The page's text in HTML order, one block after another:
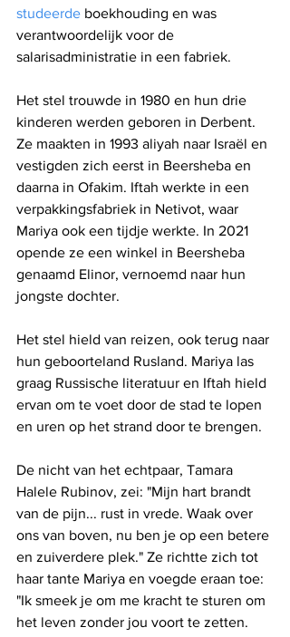
studeerde boekhouding en was
verantwoordelijk voor de
salarisadministratie in een fabriek.
Het stel trouwde in 1980 en hun drie
kinderen werden geboren in Derbent.
Ze maakten in 1993 aliyah naar Israël en
vestigden zich eerst in Beersheba en
daarna in Ofakim. Iftah werkte in een
verpakkingsfabriek in Netivot, waar
Mariya ook een tijdje werkte. In 2021
opende ze een winkel in Beersheba
genaamd Elinor, vernoemd naar hun
jongste dochter.
Het stel hield van reizen, ook terug naar
hun geboorteland Rusland. Mariya las
graag Russische literatuur en Iftah hield
ervan om te voet door de stad te lopen
en uren op het strand door te brengen.
De nicht van het echtpaar, Tamara
Halele Rubinov, zei: "Mijn hart brandt
van de pijn... rust in vrede. Waak over
ons van boven, nu ben je op een betere
en zuiverdere plek." Ze richtte zich tot
haar tante Mariya en voegde eraan toe:
"Ik smeek je om me kracht te sturen om
het leven zonder jou voort te zetten.